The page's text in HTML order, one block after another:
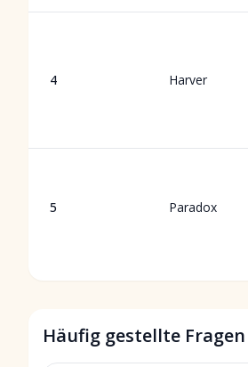
4 Harver
5 Paradox
Häufig gestellte Fragen